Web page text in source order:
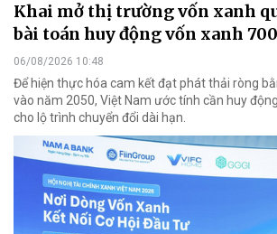
Khai mở thị trường vốn xanh
bài toán huy động vốn xanh
06/08/2026 10:48
Để hiện thực hóa cam kết đạt phát thải ròng
vào năm 2050, Việt Nam ước tính cần huy
cho lộ trình chuyển đổi dài hạn.